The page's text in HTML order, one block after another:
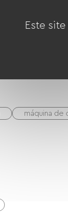
Micro-ondas
máquina de
Este